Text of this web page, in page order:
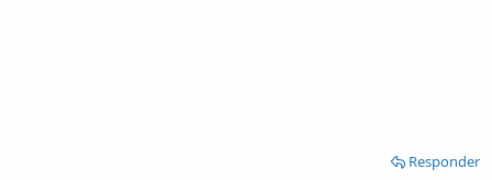
Responder